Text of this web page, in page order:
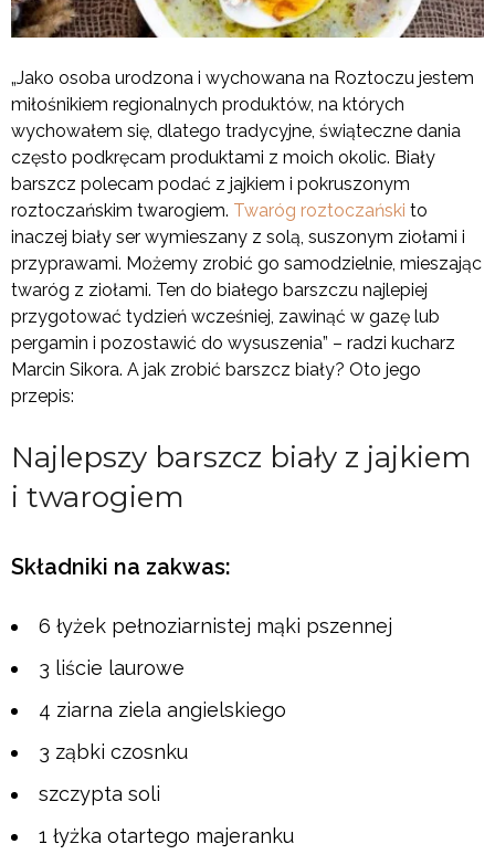
„Jako osoba urodzona i wychowana na Roztoczu jestem
miłośnikiem regionalnych produktów, na których
wychowałem się, dlatego tradycyjne, świąteczne dania
często podkręcam produktami z moich okolic. Biały
barszcz polecam podać z jajkiem i pokruszonym
roztoczańskim twarogiem. Twaróg roztoczański to
inaczej biały ser wymieszany z solą, suszonym ziołami i
przyprawami. Możemy zrobić go samodzielnie, mieszając
twaróg z ziołami. Ten do białego barszczu najlepiej
przygotować tydzień wcześniej, zawinąć w gazę lub
pergamin i pozostawić do wysuszenia” – radzi kucharz
Marcin Sikora. A jak zrobić barszcz biały? Oto jego
przepis:
Najlepszy barszcz biały z jajkiem
i twarogiem
Składniki na zakwas:
6 łyżek pełnoziarnistej mąki pszennej
3 liście laurowe
4 ziarna ziela angielskiego
3 ząbki czosnku
szczypta soli
1 łyżka otartego majeranku